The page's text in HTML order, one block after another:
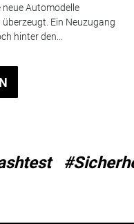
neue Automodelle
Ein Neuzugang
hinter den...